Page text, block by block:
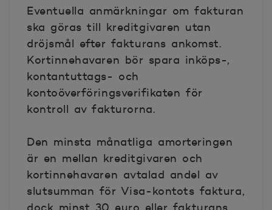
Eventuella anmärkningar om fakturan
ska göras till kreditgivaren utan
dröjsmål efter fakturans ankomst.
Kortinnehavaren bör spara inköps-,
kontantuttags- och
kontoöverföringsverifikaten för
kontroll av fakturorna.
Den minsta månatliga amorteringen
är en mellan kreditgivaren och
kortinnehavaren avtalad andel av
slutsumman för Visa-kontots faktura,